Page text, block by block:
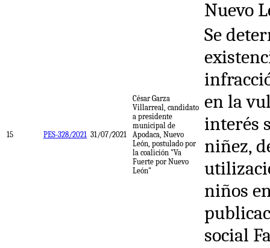
Nuevo
15 PES-328/2021 31/07/2021
César Garza
Villarreal, candidato
a presidente
municipal de
Apodaca, Nuevo
León, postulado por
la coalición "Va
Fuerte por Nuevo
León"
Se
en la
interés
niñez,
niños
social